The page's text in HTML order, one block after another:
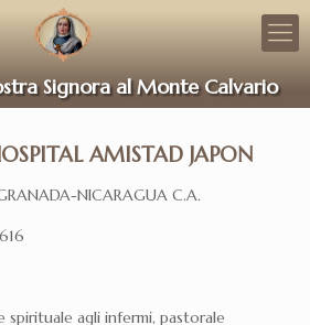
Signora al Monte Calvario
AMISTAD JAPON
NICARAGUA C.A.
spirituale agli infermi, pastorale